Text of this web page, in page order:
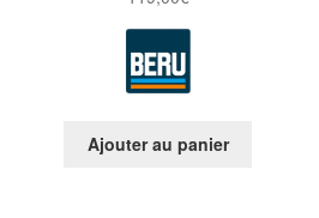
Ajouter au panier